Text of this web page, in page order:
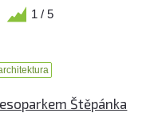
1 / 5
Štěpánka